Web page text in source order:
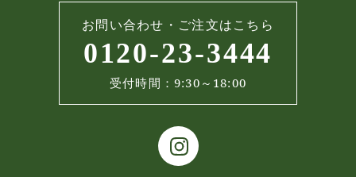
お問い合わせ・ご注文はこちら
0120-23-3444
受付時間：9:30～18:00